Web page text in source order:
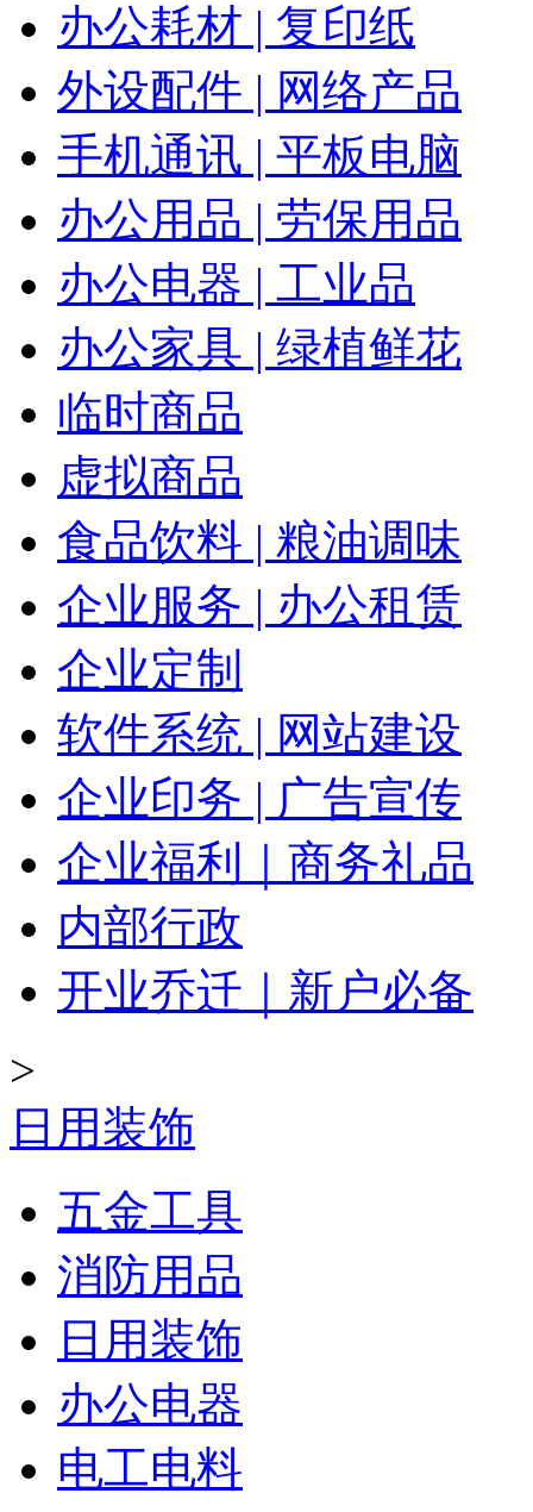
办公耗材 | 复印纸
外设配件 | 网络产品
手机通讯 | 平板电脑
办公用品 | 劳保用品
办公电器 | 工业品
办公家具 | 绿植鲜花
临时商品
虚拟商品
食品饮料 | 粮油调味
企业服务 | 办公租赁
企业定制
软件系统 | 网站建设
企业印务 | 广告宣传
企业福利｜商务礼品
内部行政
开业乔迁｜新户必备
>
日用装饰
五金工具
消防用品
日用装饰
办公电器
电工电料